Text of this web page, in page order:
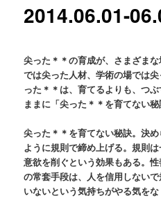
2014.06.01-
尖った＊＊の育成が、さまざま
では尖った人材、学術の場では
った＊＊は、育てるよりも、つ
ままに「尖った＊＊を育てない秘
尖った＊＊を育てない秘訣。決
ように規則で締め上げる。規則
意欲を削ぐという効果もある。
の常套手段は、人を信用しない
いないという気持ちがやる気をな